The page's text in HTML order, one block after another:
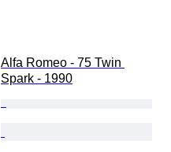
Alfa Romeo - 75 Twin
Spark - 1990